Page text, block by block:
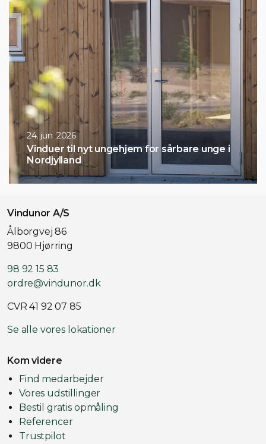
9. juni 2026
Åbent hus - Rødovre 17. aug + Hjørring 27.
aug
Vindunor A/S
Ålborgvej 86
9800 Hjørring
98 92 15 83
ordre@vindunor.dk
CVR 41 92 07 85
Se alle vores lokationer
Kom videre
Find medarbejder
Vores udstillinger
Bestil gratis opmåling
Referencer
Trustpilot